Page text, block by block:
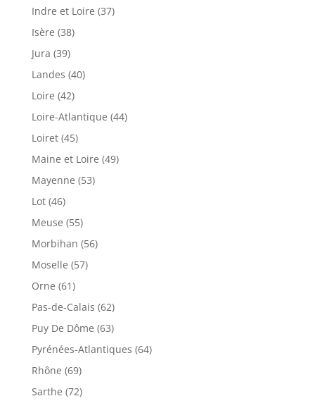
Indre et Loire (37)
Isère (38)
Jura (39)
Landes (40)
Loire (42)
Loire-Atlantique (44)
Loiret (45)
Maine et Loire (49)
Mayenne (53)
Lot (46)
Meuse (55)
Morbihan (56)
Moselle (57)
Orne (61)
Pas-de-Calais (62)
Puy De Dôme (63)
Pyrénées-Atlantiques (64)
Rhône (69)
Sarthe (72)